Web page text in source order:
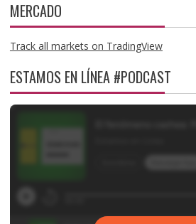
MERCADO
Track all markets on TradingView
ESTAMOS EN LÍNEA #PODCAST